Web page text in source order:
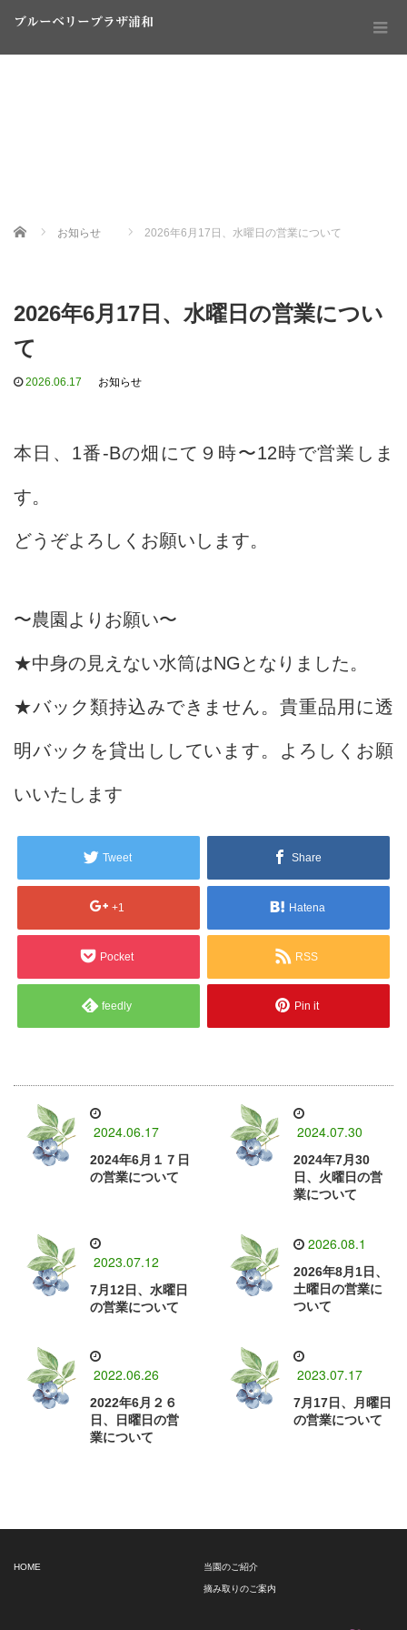
ブルーベリープラザ浦和
Home お知らせ 2026年6月17日、水曜日の営業について
2026年6月17日、水曜日の営業につい
て
2026.06.17 お知らせ
本日、1番-Bの畑にて９時〜12時で営業しま
す。
どうぞよろしくお願いします。
〜農園よりお願い〜
★中身の見えない水筒はNGとなりました。
★バック類持込みできません。貴重品用に透
明バックを貸出ししています。よろしくお願
いいたします
Tweet Share
+1 Hatena
Pocket RSS
feedly Pin it
2024.06.17
2024年6月１７日
の営業について
2024.07.30
2024年7月30
日、火曜日の営
業について
2023.07.12
7月12日、水曜日
の営業について
2026.08.1
2026年8月1日、
土曜日の営業に
ついて
2022.06.26
2022年6月２６
日、日曜日の営
業について
2023.07.17
7月17日、月曜日
の営業について
HOME 当園のご紹介
摘み取りのご案内